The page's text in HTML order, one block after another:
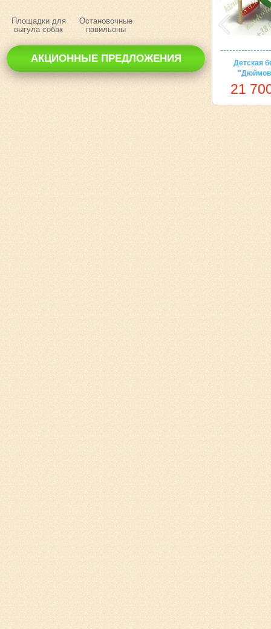
Площадки для
выгула собак
Остановочные
павильоны
АКЦИОННЫЕ ПРЕДЛОЖЕНИЯ
Детская
21